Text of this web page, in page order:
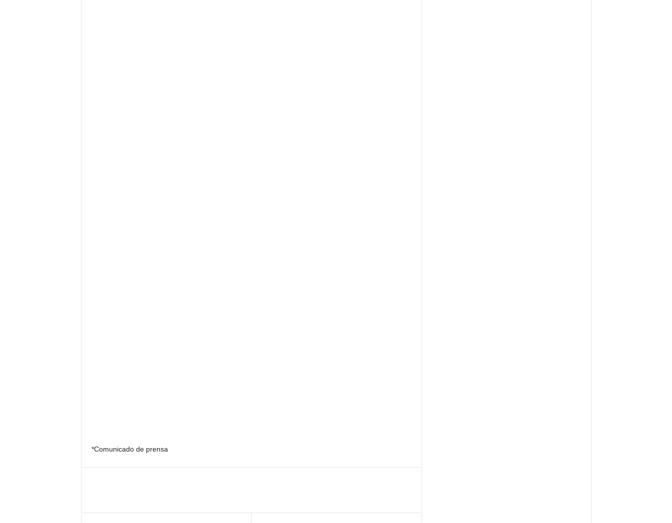
*Comunicado de prensa